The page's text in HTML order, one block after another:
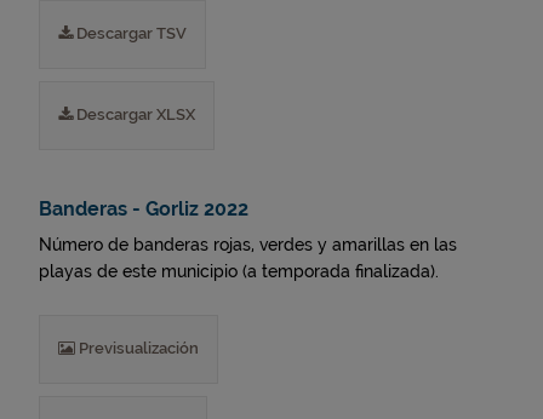
Descargar TSV
Descargar XLSX
Banderas - Gorliz 2022
Número de banderas rojas, verdes y amarillas en las
playas de este municipio (a temporada finalizada).
Previsualización